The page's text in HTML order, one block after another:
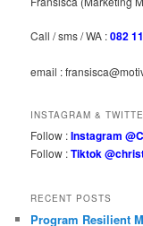
Call / sms / WA :082
email :
INSTAGRAM &
Follow :Instagram
Follow :Tiktok
RECENT POSTS
Program Resilient